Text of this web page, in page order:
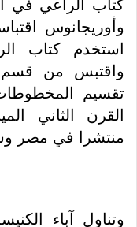
كتاب الراعي في
وأوريجانوس
استخدم كتاب
واقتبس من قسم
تقسيم المخطوطات
القرن الثاني
منتشرا في مصر
وتناول آباء